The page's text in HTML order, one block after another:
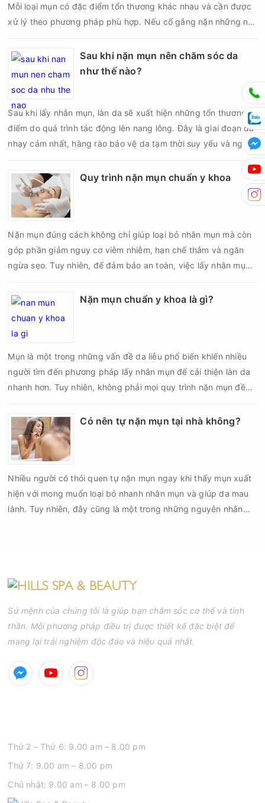
Mỗi loại mụn có đặc điểm tổn thương khác nhau và cần được
xử lý theo phương pháp phù hợp. Nếu cố gắng nặn những nốt
nên nghiêm trọng hơn, làm tăng nguy cơ nhiễm trùng, để lại
thâm hoặc sẹo khó phục hồi.
Sau khi nặn mụn nên chăm sóc da
như thế nào?
Sau khi lấy nhân mụn, làn da sẽ xuất hiện những tổn thương vi
điểm do quá trình tác động lên nang lông. Đây là giai đoạn da
nhạy cảm nhất, hàng rào bảo vệ da tạm thời suy yếu và nguy
cơ viêm nhiễm, thâm sau mụn hoặc hình thành sẹo sẽ tăng lên
nếu chăm sóc không đúng cách. Chính vì vậy, việc chăm sóc
da sau nặn mụn không chỉ giúp vùng da hồi phục nhanh hơn
mà còn góp phần giảm nguy cơ tái phát mụn và hạn chế các
biến chứng về sau.
Quy trình nặn mụn chuẩn y khoa
Nặn mụn đúng cách không chỉ giúp loại bỏ nhân mụn mà còn
góp phần giảm nguy cơ viêm nhiễm, hạn chế thâm và ngăn
ngừa sẹo. Tuy nhiên, để đảm bảo an toàn, việc lấy nhân mụn
đủ các bước vô khuẩn và chăm sóc sau điều trị.
Nặn mụn chuẩn y khoa là gì?
Mụn là một trong những vấn đề da liễu phổ biến khiến nhiều
người tìm đến phương pháp lấy nhân mụn để cải thiện làn da
nhanh hơn. Tuy nhiên, không phải mọi quy trình nặn mụn đều
sai kỹ thuật hoặc lấy nhân mụn không đúng thời điểm, làn da
có thể đối mặt với nguy cơ viêm nhiễm, thâm sau mụn và thậm
chí là sẹo rỗ. Vậy nặn mụn chuẩn y khoa là gì và một quy trình
đạt tiêu chuẩn cần đáp ứng những yêu cầu nào?
Có nên tự nặn mụn tại nhà không?
Nhiều người có thói quen tự nặn mụn ngay khi thấy mụn xuất
hiện với mong muốn loại bỏ nhanh nhân mụn và giúp da mau
lành. Tuy nhiên, đây cũng là một trong những nguyên nhân
Sứ mệnh của chúng tôi là giúp bạn chăm sóc cơ thể và tinh
thần. Mỗi phương pháp điều trị được thiết kế đặc biệt để
mang lại trải nghiệm độc đáo và hiệu quả nhất.
Thứ 2 – Thứ 6: 9.00 am – 8.00 pm
Thứ 7: 9.00 am – 8.00 pm
Chủ nhật: 9.00 am – 8.00 pm